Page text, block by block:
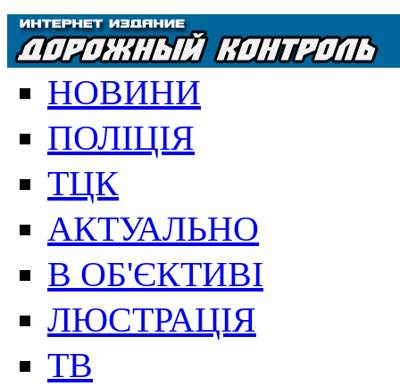
НОВИНИ
ПОЛІЦІЯ
ТЦК
АКТУАЛЬНО
В ОБ'ЄКТИВІ
ЛЮСТРАЦІЯ
ТВ